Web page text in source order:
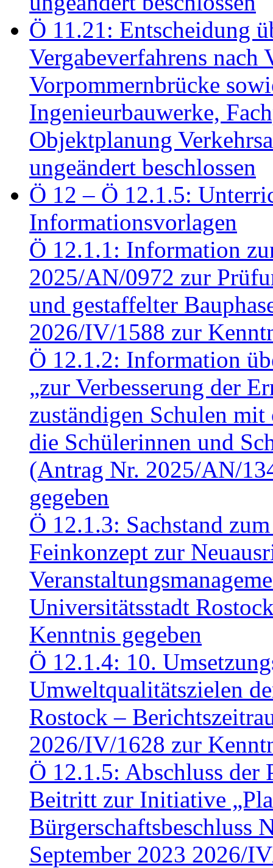
Ö 11.21: Entscheidung
Vergabeverfahrens
Vorpommernbrücke
Ingenieurbauwerke,
Objektplanung
ungeändert beschlossen
Ö 12 – Ö 12.1.5:
Informationsvorlagen
Ö 12.1.1: Information
2025/AN/0972 zur
und gestaffelter
2026/IV/1588 zur
Ö 12.1.2: Information
„zur Verbesserung der
zuständigen Schulen
die Schülerinnen und
(Antrag Nr. 2025/AN/
gegeben
Ö 12.1.3: Sachstand
Feinkonzept zur
Universitätsstadt
Kenntnis gegeben
Ö 12.1.4: 10.
Umweltqualitätszielen
Rostock –
2026/IV/1628 zur
Ö 12.1.5: Abschluss der
Beitritt zur Initiative
Bürgerschaftsbeschluss
September 2023 2026/